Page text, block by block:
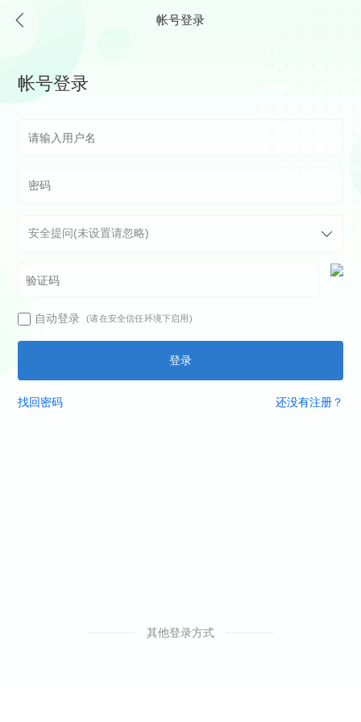
帐号登录
帐号登录
自动登录 (请在安全信任环境下启用)
登录
找回密码 还没有注册？
其他登录方式